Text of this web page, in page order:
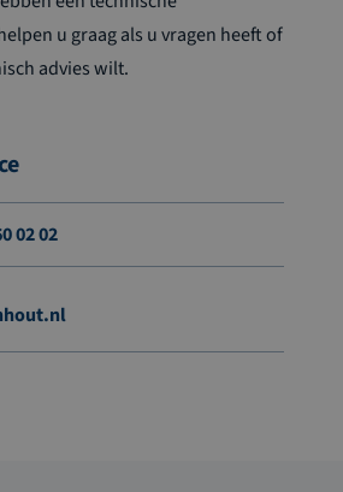
u graag als u vragen heeft of
advies wilt.
02 02